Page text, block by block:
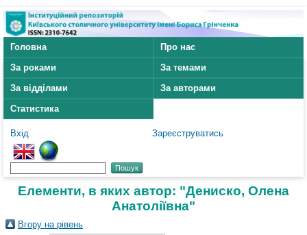
Головна
Про нас
За роками
За темами
За відділами
За авторами
Статистика
Вхід Зареєструватись
Елементи, в яких автор: "Дениско, Олена
Анатоліївна"
Вгору на рівень